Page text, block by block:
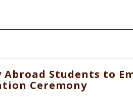
Abroad Students to
Ceremony